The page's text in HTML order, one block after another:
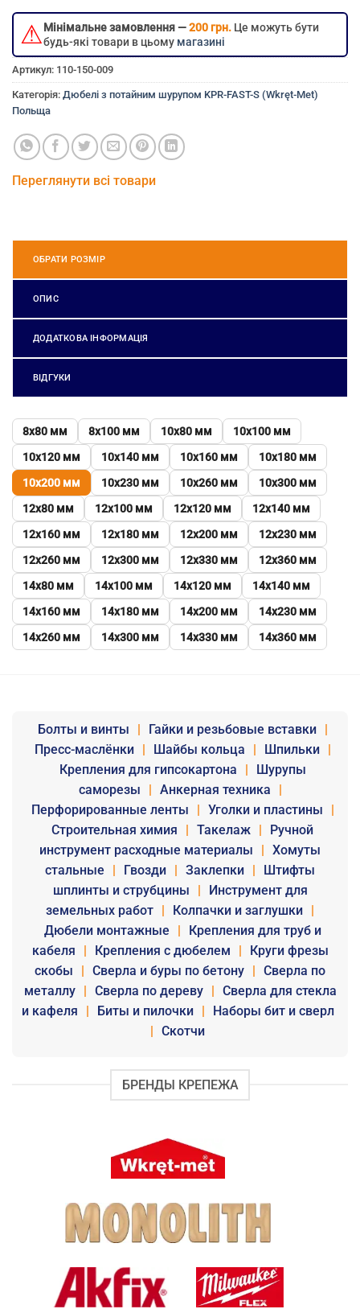
⚠Мінімальне замовлення —200 грн. Це можуть бути
будь-які товари в цьому магазині
Артикул: 110-150-009
Категорія: Дюбелі з потайним шурупом KPR-FAST-S (Wkręt-Met)
Польща
Переглянути всі товари
ОБРАТИ РОЗМІР
ОПИС
ДОДАТКОВА ІНФОРМАЦІЯ
ВІДГУКИ
8х80 мм 8х100 мм 10х80 мм
10х100 мм
10х120 мм
10х140 мм 10х160 мм
10х180 мм
10х200 мм
10х230 мм 10х260 мм
10х300 мм
12х80 мм
12х100 мм 12х120 мм
12х140 мм
12х160 мм
12х180 мм 12х200 мм
12х230 мм
12х260 мм
12х300 мм 12х330 мм
12х360 мм
14х80 мм
14х100 мм 14х120 мм
14х140 мм
14х160 мм
14х180 мм 14х200 мм
14х230 мм
14х260 мм
14х300 мм 14х330 мм 14х360 мм
Болты и винты | Гайки и резьбовые вставки
|
Пресс-маслёнки
| Шайбы кольца | Шпильки
|
Крепления для гипсокартона
|
Шурупы
саморезы
| Анкерная техника
|
Перфорированные ленты
| Уголки и пластины
|
Строительная химия
| Такелаж |
Ручной
инструмент расходные материалы
| Хомуты
стальные
| Гвозди | Заклепки |
Штифты
шплинты и струбцины
|
Инструмент для
земельных работ | Колпачки и заглушки |
Дюбели монтажные
|
Крепления для труб и
кабеля
| Крепления с дюбелем |
Круги фрезы
скобы
| Сверла и буры по бетону | Сверла по
металлу
| Сверла по дереву | Сверла для стекла
и кафеля
| Биты и пилочки |
Наборы бит и сверл
| Скотчи
БРЕНДЫ КРЕПЕЖА